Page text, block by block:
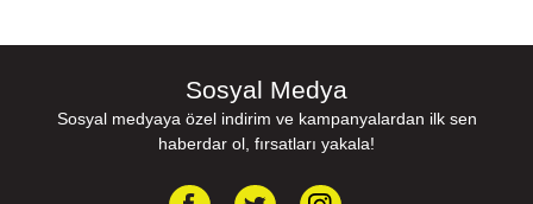
Sosyal Medya
Sosyal medyaya özel indirim ve kampanyalardan ilk sen
haberdar ol, fırsatları yakala!